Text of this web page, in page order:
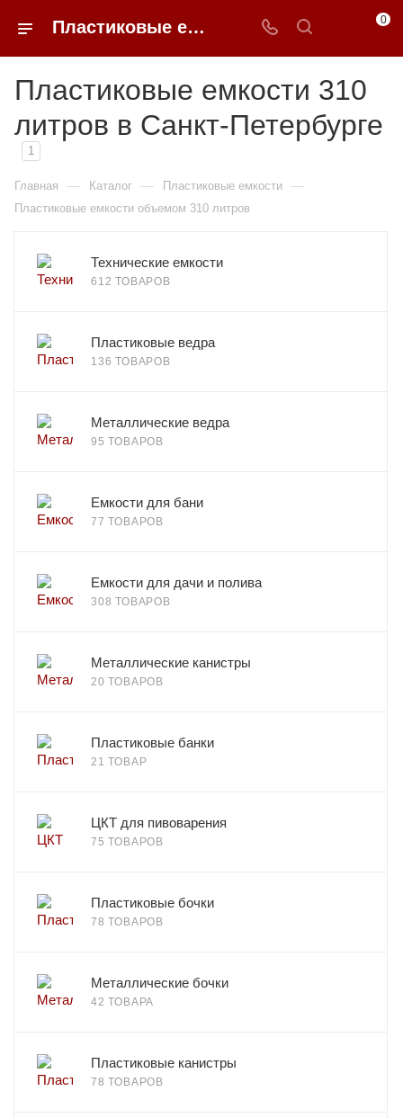
Пластиковые емкости 310 литров в Санкт-Петербурге 0
Пластиковые емкости 310
литров в Санкт-Петербурге
1
Главная — Каталог — Пластиковые емкости —
Пластиковые емкости объемом 310 литров
Технические емкости
612 ТОВАРОВ
Пластиковые ведра
136 ТОВАРОВ
Металлические ведра
95 ТОВАРОВ
Емкости для бани
77 ТОВАРОВ
Емкости для дачи и полива
308 ТОВАРОВ
Металлические канистры
20 ТОВАРОВ
Пластиковые банки
21 ТОВАР
ЦКТ для пивоварения
75 ТОВАРОВ
Пластиковые бочки
78 ТОВАРОВ
Металлические бочки
42 ТОВАРА
Пластиковые канистры
78 ТОВАРОВ